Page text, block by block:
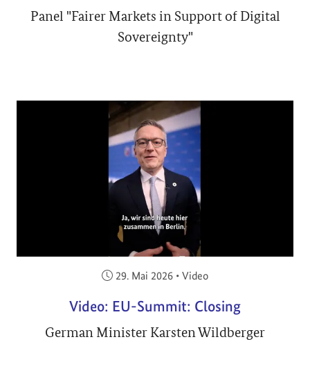
Panel "Fairer Markets in Support of Digital
Sovereignty"
Veröffentlicht am:
29. Mai 2026 • Video
Video: EU-Summit: Closing
German Minister Karsten Wildberger